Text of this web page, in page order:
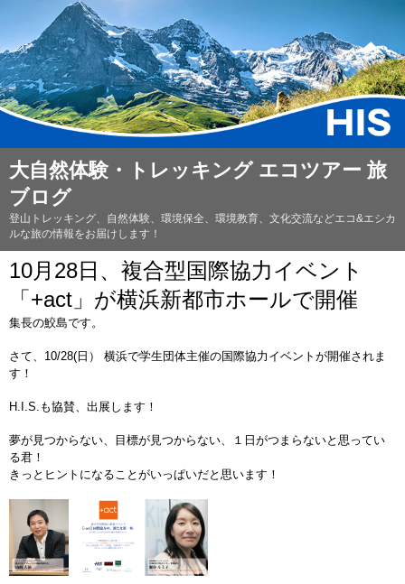
大自然体験・トレッキング エコツアー 旅
ブログ
登山トレッキング、自然体験、環境保全、環境教育、文化交流などエコ&エシカ
ルな旅の情報をお届けします！
10月28日、複合型国際協力イベント
「+act」が横浜新都市ホールで開催
集長の鮫島です。
さて、10/28(日） 横浜で学生団体主催の国際協力イベントが開催されま
す！
H.I.S.も協賛、出展します！
夢が見つからない、目標が見つからない、１日がつまらないと思ってい
る君！
きっとヒントになることがいっぱいだと思います！